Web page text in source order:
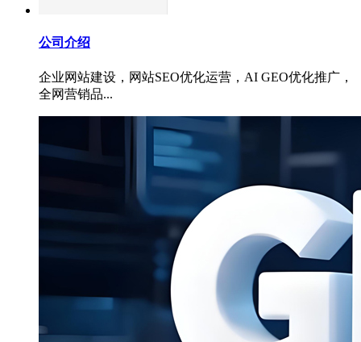
公司介绍
企业网站建设，网站SEO优化运营，AI GEO优化推广，
全网营销品...